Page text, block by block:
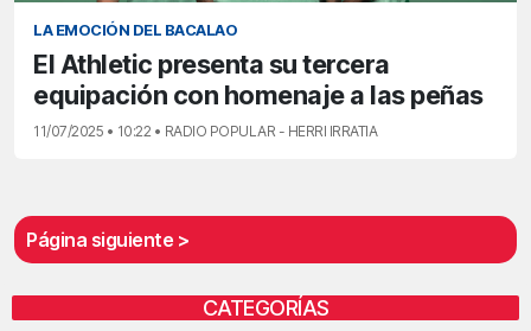
LA EMOCIÓN DEL BACALAO
El Athletic presenta su tercera
equipación con homenaje a las peñas
11/07/2025 • 10:22 • RADIO POPULAR - HERRI IRRATIA
Página siguiente >
CATEGORÍAS